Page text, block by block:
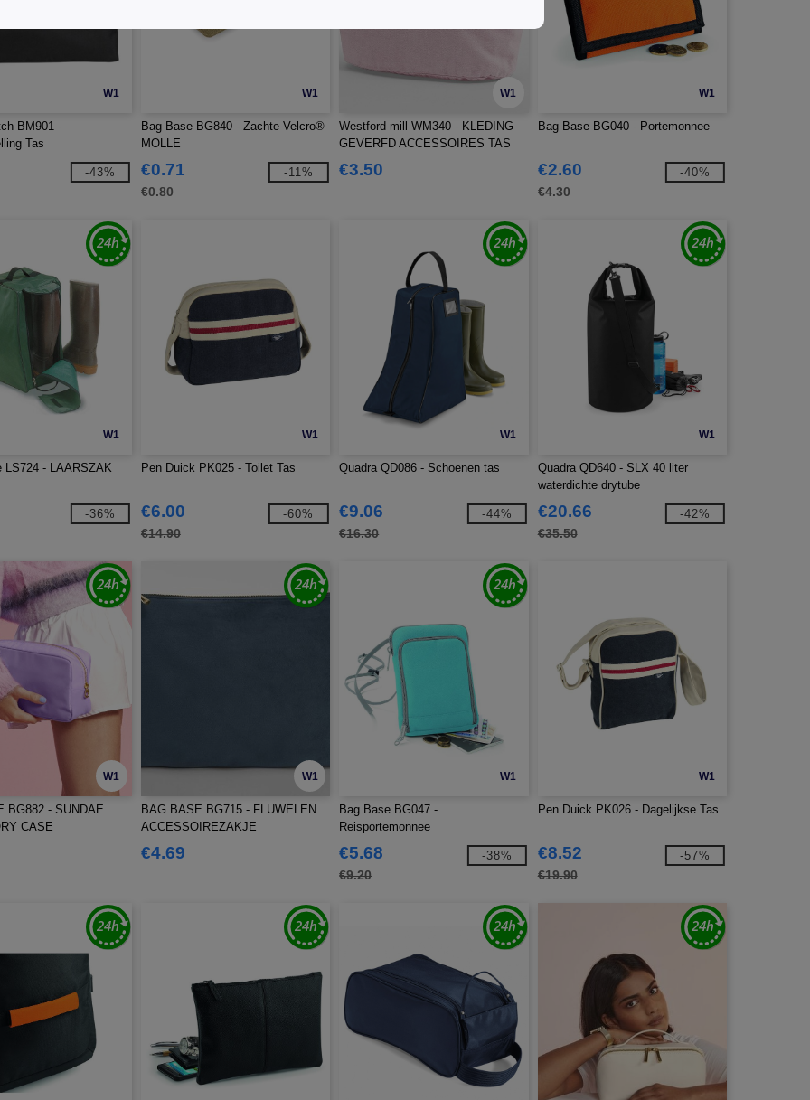
W1
BM901 -
Tas
-43%
W1
Bag Base BG840 - Zachte Velcro®
MOLLE
€0.71
€0.80
-11%
W1
Westford mill WM340 - KLEDING
GEVERFD ACCESSOIRES TAS
€3.50
W1
Bag Base BG040 - Portemonnee
€2.60
€4.30
-40%
W1
LS724 - LAARSZAK
-36%
W1
Pen Duick PK025 - Toilet Tas
€6.00
€14.90
-60%
W1
Quadra QD086 - Schoenen tas
€9.06
€16.30
-44%
W1
Quadra QD640 - SLX 40 liter
waterdichte drytube
€20.66
€35.50
-42%
W1
BG882 - SUNDAE
CASE
W1
BAG BASE BG715 - FLUWELEN
ACCESSOIREZAKJE
€4.69
W1
Bag Base BG047 -
Reisportemonnee
€5.68
€9.20
-38%
W1
Pen Duick PK026 - Dagelijkse Tas
€8.52
€19.90
-57%